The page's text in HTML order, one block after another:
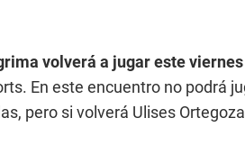
volverá a jugar este
En este encuentro no podrá
pero si volverá Ulises